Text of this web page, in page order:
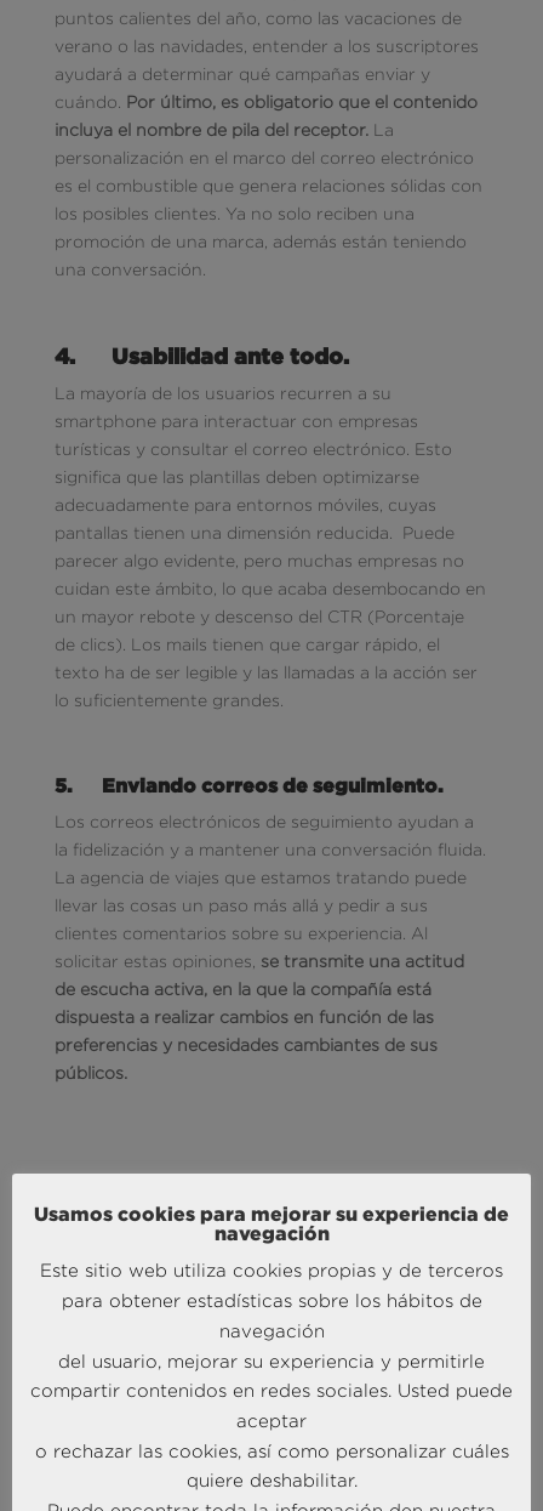
puntos calientes del año, como las vacaciones de
verano o las navidades, entender a los suscriptores
ayudará a determinar qué campañas enviar y
cuándo. Por último, es obligatorio que el contenido
incluya el nombre de pila del receptor. La
personalización en el marco del correo electrónico
es el combustible que genera relaciones sólidas con
los posibles clientes. Ya no solo reciben una
promoción de una marca, además están teniendo
una conversación.
4. Usabilidad ante todo.
La mayoría de los usuarios recurren a su
smartphone para interactuar con empresas
turísticas y consultar el correo electrónico. Esto
significa que las plantillas deben optimizarse
adecuadamente para entornos móviles, cuyas
pantallas tienen una dimensión reducida. Puede
parecer algo evidente, pero muchas empresas no
cuidan este ámbito, lo que acaba desembocando en
un mayor rebote y descenso del CTR (Porcentaje
de clics). Los mails tienen que cargar rápido, el
texto ha de ser legible y las llamadas a la acción ser
lo suficientemente grandes.
5. Enviando correos de seguimiento.
Los correos electrónicos de seguimiento ayudan a
la fidelización y a mantener una conversación fluida.
La agencia de viajes que estamos tratando puede
llevar las cosas un paso más allá y pedir a sus
clientes comentarios sobre su experiencia. Al
solicitar estas opiniones, se transmite una actitud
de escucha activa, en la que la compañía está
dispuesta a realizar cambios en función de las
preferencias y necesidades cambiantes de sus
públicos.
ParaÁngel García Butragueño, Co-Director del
Barómetro Turístico BRAINTRUST
y económico. El marketing por correo electrónico
permite llegar a un gran número de clientes
la personalización. Desde BRAINTRUST te
ayudaremos a identificar los nichos que necesitas
abordar y la forma más efectiva de establecer una
comunicación con los mismos.
José Manuel Brell, Co-Director del
Barómetro Turístico BRAINTRUST
Utilizar el correo
Usamos cookies para mejorar su experiencia de
navegación
Este sitio web utiliza cookies propias y de terceros
para obtener estadísticas sobre los hábitos de
navegación
del usuario, mejorar su experiencia y permitirle
compartir contenidos en redes sociales. Usted puede
aceptar
o rechazar las cookies, así como personalizar cuáles
quiere deshabilitar.